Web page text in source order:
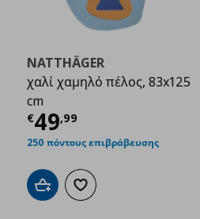
€ 15,99
NATTHÄGER
χαλί χαμηλό πέλος, 83x125
cm
€49,99
Τρέχουσα τιμή
250 πόντους επιβράβευσης
Προσθήκη στο καλάθι
Προσθήκη στα αγαπημένα